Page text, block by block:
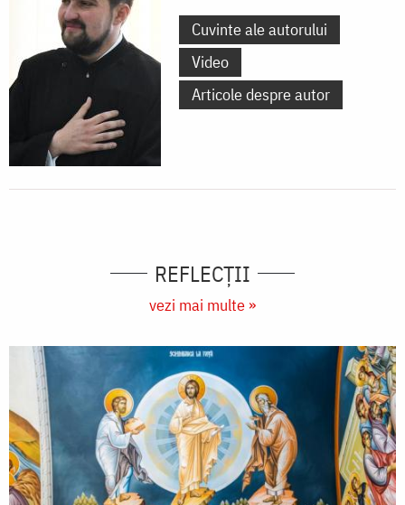
Cuvinte ale autorului
Video
Articole despre autor
REFLECȚII
vezi mai multe »